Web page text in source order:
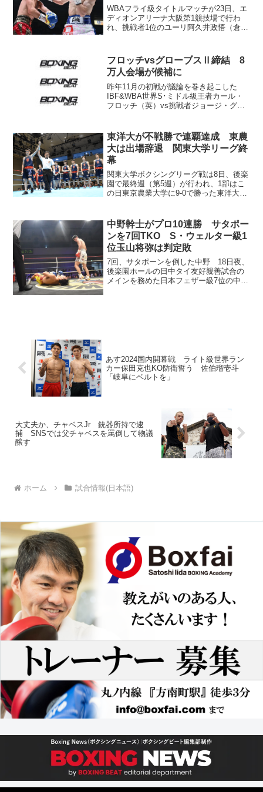
WBAフライ級タイトルマッチが23日、エ
ディオンアリーナ大阪第1競技場で行わ
れ、挑戦者1位のユーリ阿久井政悟（倉敷
から初の世界王者が誕生した。喜びの阿
久井一家 世界...
フロッチvsグローブスⅡ締結 8
万人会場が候補に
昨年11月の初戦が議論を巻き起こした
IBF&WBA世界S･ミドル級王者カール・
フロッチ（英）vs挑戦者ジョージ・グロ
スがダウンを奪うなど優勢に進めなが
ら、フロッチが...
東洋大が不戦勝で連覇達成 東農
大は出場辞退 関東大学リーグ終
幕
関東大学ボクシングリーグ戦は8日、後楽
園で最終週（第5週）が行われ、1部はこ
の日東京農業大学に9-0で勝った東洋大学
場を取りやめると主催の関東ボクシング
連盟に報告し、...
中野幹士がプロ10連勝 サタポー
ンを7回TKO S・ウェルター級1
位玉山将弥は判定敗
7回、サタポーンを倒した中野 18日夜、
後楽園ホールの日中タイ友好親善試合の
メインを務めた日本フェザー級7位の中野
あす2024国内開幕戦 ライト級世界ラン
カー保田克也KO防衛誓う 佐伯瑠壱斗
「岐阜にベルトを」
大丈夫か、チャベスJr 銃器所持で逮
捕 SNSでは父チャベスを罵倒して物議
醸す
ホーム 試合情報(日本語)